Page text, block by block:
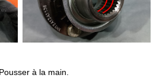
à la main.